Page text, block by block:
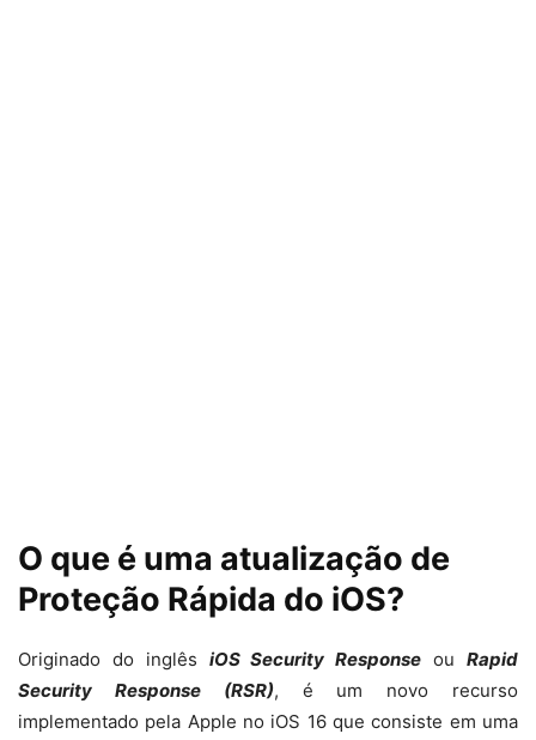
O que é uma atualização de
Proteção Rápida do iOS?
Originado do inglês iOS Security Response ouRapid
Security Response (RSR), é um novo recurso
implementado pela Apple no iOS 16 que consiste em uma